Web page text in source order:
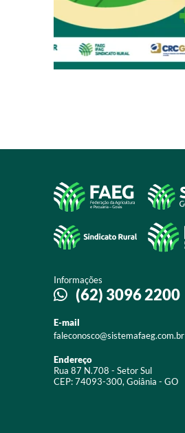
Informações
(62) 3096 2200
E-mail
faleconosco@sistemafaeg.com.br
Endereço
Rua 87 N.708 - Setor Sul
CEP: 74093-300, Goiânia - GO